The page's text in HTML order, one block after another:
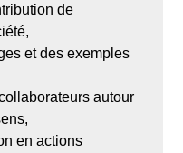
de
et des exemples
autour
en actions